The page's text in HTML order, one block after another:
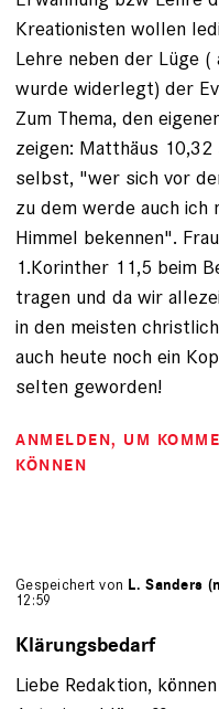
Kreationisten wollen
Lehre neben der Lüge
wurde widerlegt) der
Zum Thema, den
zeigen: Matthäus
selbst, "wer sich vor
zu dem werde auch ich
Himmel bekennen".
1.Korinther 11,5 beim
tragen und da wir
in den meisten
auch heute noch ein
selten geworden!
ANMELDEN, UM
KÖNNEN
Gespeichert von L. Sanders
12:59
Klärungsbedarf
Liebe Redaktion,